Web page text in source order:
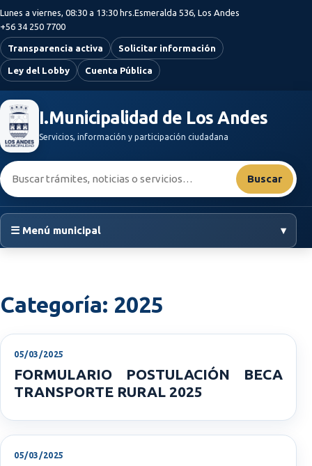
Saltar al contenido principal
Lunes a viernes, 08:30 a 13:30 hrs.Esmeralda 536, Los Andes
+56 34 250 7700
Transparencia activa Solicitar información
Ley del Lobby Cuenta Pública
I.Municipalidad de Los Andes
Servicios, información y participación ciudadana
Buscar:
Buscar
☰ Menú municipal ▾
Categoría: 2025
05/03/2025
FORMULARIO POSTULACIÓN BECA
TRANSPORTE RURAL 2025
05/03/2025